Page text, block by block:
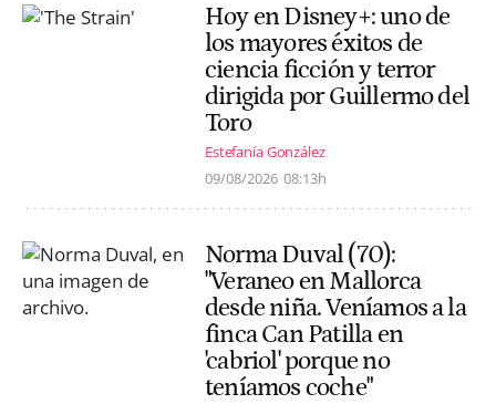
Hoy en Disney+: uno de
los mayores éxitos de
ciencia ficción y terror
dirigida por Guillermo del
Toro
Estefanía González
09/08/2026 08:13h
Norma Duval (70):
"Veraneo en Mallorca
desde niña. Veníamos a la
finca Can Patilla en
'cabriol' porque no
teníamos coche"